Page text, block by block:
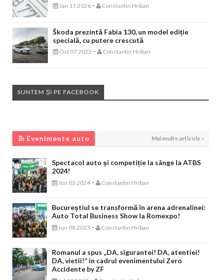
Jan 11 2026 - Constantin Hriban
Škoda prezintă Fabia 130, un model ediție
specială, cu putere crescută
Oct 07 2025 - Constantin Hriban
SUNTEM ȘI PE FACEBOOK
Evenimente auto Mai multe articole
Spectacol auto și competiție la sânge la ATBS
2024!
Jun 03 2024 - Constantin Hriban
Bucureștiul se transformă în arena adrenalinei:
Auto Total Business Show la Romexpo!
Jun 08 2023 - Constantin Hriban
Romanul a spus „DA, sigurantei! DA, atentiei!
DA, vietii!” in cadrul evenimentului Zero
Accidente by ZF